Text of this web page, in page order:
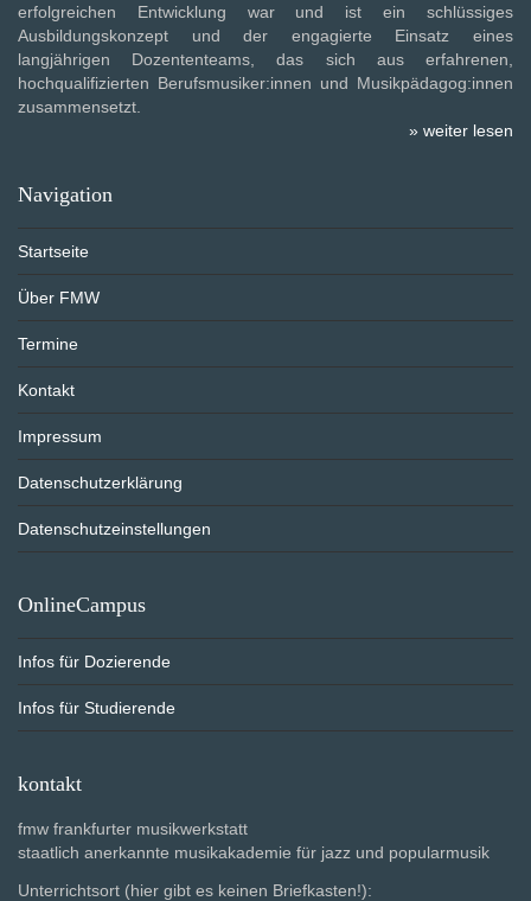
erfolgreichen Entwicklung war und ist ein schlüssiges
Ausbildungskonzept und der engagierte Einsatz eines
langjährigen Dozententeams, das sich aus erfahrenen,
hochqualifizierten Berufsmusiker:innen und Musikpädagog:innen
zusammensetzt.
» weiter lesen
Navigation
Startseite
Über FMW
Termine
Kontakt
Impressum
Datenschutzerklärung
Datenschutzeinstellungen
OnlineCampus
Infos für Dozierende
Infos für Studierende
kontakt
fmw frankfurter musikwerkstatt
staatlich anerkannte musikakademie für jazz und popularmusik
Unterrichtsort (hier gibt es keinen Briefkasten!):